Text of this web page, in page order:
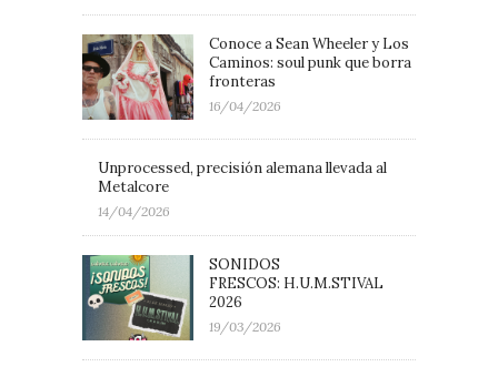
Conoce a Sean Wheeler y Los
Caminos: soul punk que borra
fronteras
16/04/2026
Unprocessed, precisión alemana llevada al
Metalcore
14/04/2026
SONIDOS
FRESCOS: H.U.M.STIVAL
2026
19/03/2026